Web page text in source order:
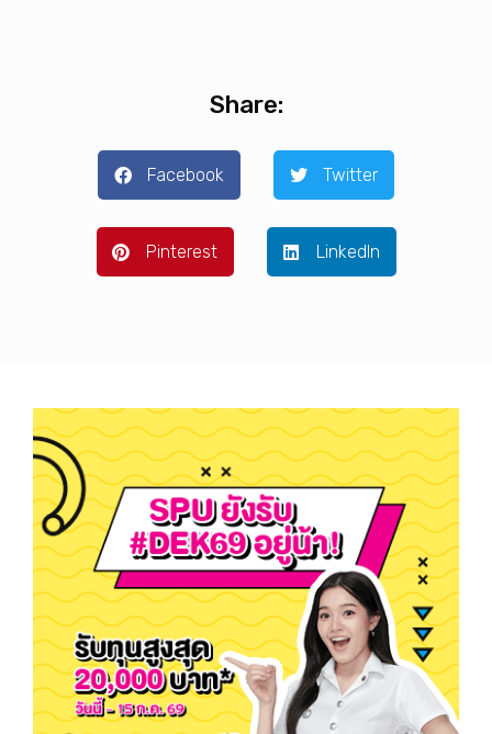
Share:
Facebook Twitter
Pinterest LinkedIn